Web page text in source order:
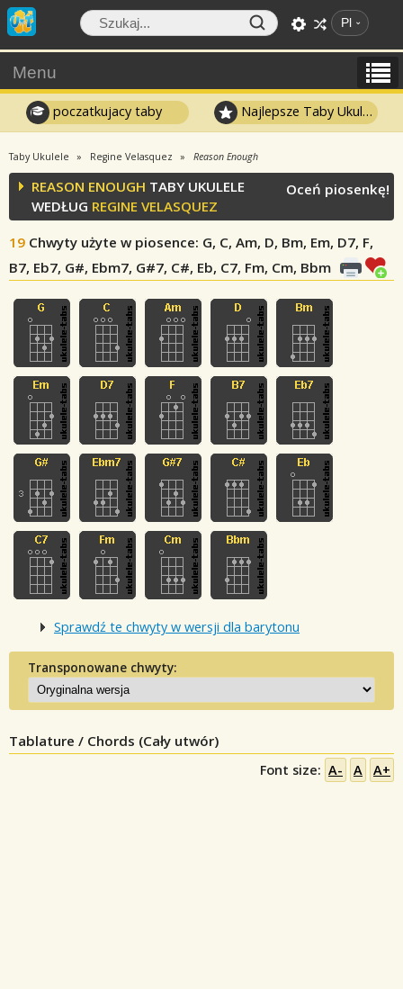
Pl
Menu
poczatkujacy taby Najlepsze Taby Ukulele
Taby Ukulele Regine Velasquez Reason Enough
REASON ENOUGH TABY UKULELE
WEDŁUG REGINE VELASQUEZ
19 Chwyty użyte w piosence: G, C, Am, D, Bm, Em, D7, F,
B7, Eb7, G#, Ebm7, G#7, C#, Eb, C7, Fm, Cm, Bbm
Oceń piosenkę!
Sprawdź te chwyty w wersji dla barytonu
Transponowane chwyty:
Tablature / Chords (Cały utwór)
Font size: A- A A+